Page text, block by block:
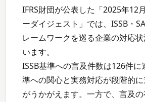
IFRS財団が公表した「2025年12
ーダイジェスト」では、ISSB・
レームワークを巡る企業の対応
います。
ISSB基準への言及件数は126件に
準への関心と実務対応が段階的
がうかがえます。一方で、言及